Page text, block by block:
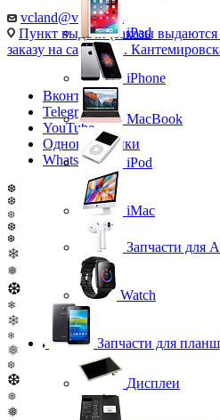
vcland@vcland.ru
Пункт выдачи (заказы
заказу на сайте), ул.
Вконтакте
Telegram
YouTube
Одноклассники
WhatsApp
❆
❆
❆
❆
❆
❄
❅
❆
❄
❄
❄
❅
❆
❆
❅
❅
iPad
iPhone
MacBook
iPod
iMac
Запчасти для
Watch
Запчасти для
Дисплеи